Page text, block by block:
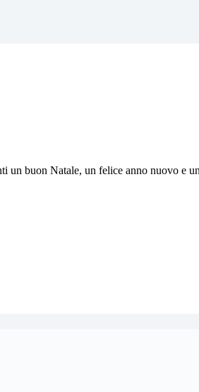
buon Natale, un felice anno nuovo e